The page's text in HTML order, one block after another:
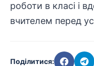
роботи в класі і
вчителем перед
Поділитися: